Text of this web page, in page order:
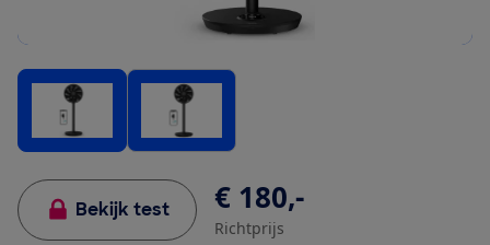
Bekijk test € 180,-
Richtprijs